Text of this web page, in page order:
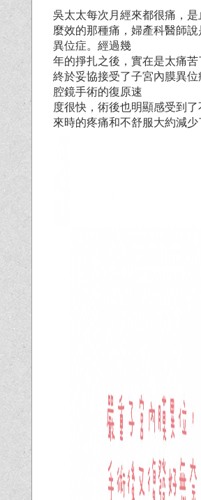
吳太太每次月經來都很痛，
麼效的那種痛，婦產科醫師
異位症。經過幾
年的掙扎之後，實在是太痛苦
終於妥協接受了子宮內膜異位
腔鏡手術的復原速
度很快，術後也明顯感受到
來時的疼痛和不舒服大約減少